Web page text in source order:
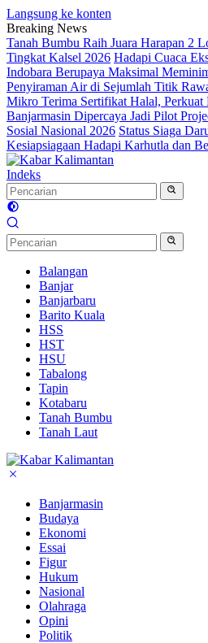
Langsung ke konten
Breaking News
Tanah Bumbu Raih Juara Harapan 2
Tingkat Kalsel 2026 Hadapi Cuaca
Indobara Berupaya Maksimal
Penyiraman Air di Sejumlah Titik
Mikro Terima Sertifikat Halal,
Banjarmasin Dipercaya Jadi Pilot
Sosial Nasional 2026 Status Siaga
Kesiapsiagaan Hadapi Karhutla dan
Indeks
Balangan
Banjar
Banjarbaru
Barito Kuala
HSS
HST
HSU
Tabalong
Tapin
Kotabaru
Tanah Bumbu
Tanah Laut
Banjarmasin
Budaya
Ekonomi
Essai
Figur
Hukum
Nasional
Olahraga
Opini
Politik